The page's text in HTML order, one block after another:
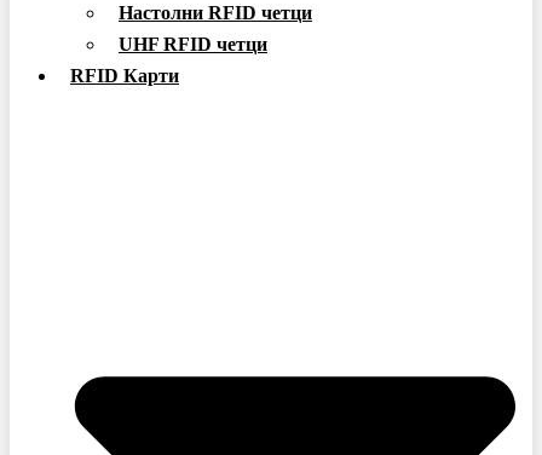
Настолни RFID четци
UHF RFID четци
RFID Карти